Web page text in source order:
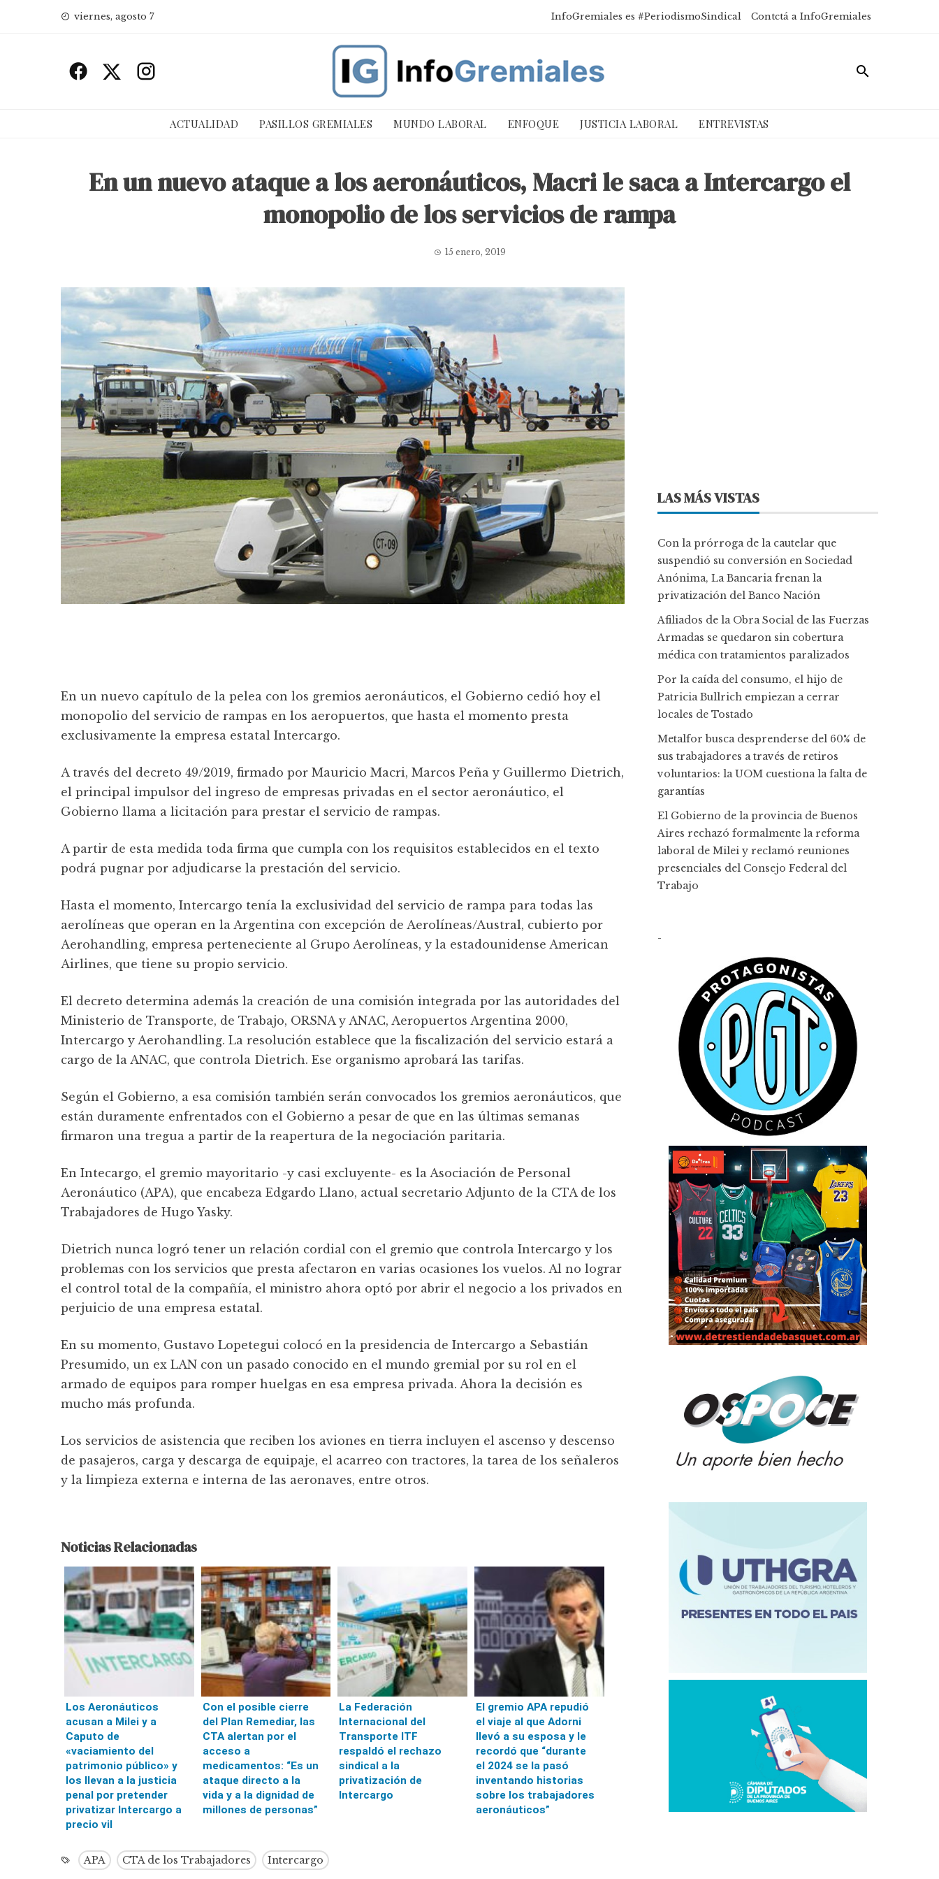
viernes, agosto 7 InfoGremiales es #PeriodismoSindical Contctá a InfoGremiales
ACTUALIDAD PASILLOS GREMIALES MUNDO LABORAL ENFOQUE JUSTICIA LABORAL ENTREVISTAS
En un nuevo ataque a los aeronáuticos, Macri le saca a Intercargo el
monopolio de los servicios de rampa
15 enero, 2019
En un nuevo capítulo de la pelea con los gremios aeronáuticos, el Gobierno cedió hoy el
monopolio del servicio de rampas en los aeropuertos, que hasta el momento presta
exclusivamente la empresa estatal Intercargo.
A través del decreto 49/2019, firmado por Mauricio Macri, Marcos Peña y Guillermo Dietrich,
el principal impulsor del ingreso de empresas privadas en el sector aeronáutico, el
Gobierno llama a licitación para prestar el servicio de rampas.
A partir de esta medida toda firma que cumpla con los requisitos establecidos en el texto
podrá pugnar por adjudicarse la prestación del servicio.
Hasta el momento, Intercargo tenía la exclusividad del servicio de rampa para todas las
aerolíneas que operan en la Argentina con excepción de Aerolíneas/Austral, cubierto por
Aerohandling, empresa perteneciente al Grupo Aerolíneas, y la estadounidense American
Airlines, que tiene su propio servicio.
El decreto determina además la creación de una comisión integrada por las autoridades del
Ministerio de Transporte, de Trabajo, ORSNA y ANAC, Aeropuertos Argentina 2000,
Intercargo y Aerohandling. La resolución establece que la fiscalización del servicio estará a
cargo de la ANAC, que controla Dietrich. Ese organismo aprobará las tarifas.
Según el Gobierno, a esa comisión también serán convocados los gremios aeronáuticos, que
están duramente enfrentados con el Gobierno a pesar de que en las últimas semanas
firmaron una tregua a partir de la reapertura de la negociación paritaria.
En Intecargo, el gremio mayoritario -y casi excluyente- es la Asociación de Personal
Aeronáutico (APA), que encabeza Edgardo Llano, actual secretario Adjunto de la CTA de los
Trabajadores de Hugo Yasky.
Dietrich nunca logró tener un relación cordial con el gremio que controla Intercargo y los
problemas con los servicios que presta afectaron en varias ocasiones los vuelos. Al no lograr
el control total de la compañía, el ministro ahora optó por abrir el negocio a los privados en
perjuicio de una empresa estatal.
En su momento, Gustavo Lopetegui colocó en la presidencia de Intercargo a Sebastián
Presumido, un ex LAN con un pasado conocido en el mundo gremial por su rol en el
armado de equipos para romper huelgas en esa empresa privada. Ahora la decisión es
mucho más profunda.
Los servicios de asistencia que reciben los aviones en tierra incluyen el ascenso y descenso
de pasajeros, carga y descarga de equipaje, el acarreo con tractores, la tarea de los señaleros
y la limpieza externa e interna de las aeronaves, entre otros.
Noticias Relacionadas
Los Aeronáuticos
acusan a Milei y a
Caputo de
«vaciamiento del
patrimonio público» y
los llevan a la justicia
penal por pretender
privatizar Intercargo a
precio vil
Con el posible cierre
del Plan Remediar, las
CTA alertan por el
acceso a
medicamentos: “Es un
ataque directo a la
vida y a la dignidad de
millones de personas”
La Federación
Internacional del
Transporte ITF
respaldó el rechazo
sindical a la
privatización de
Intercargo
El gremio APA repudió
el viaje al que Adorni
llevó a su esposa y le
recordó que “durante
el 2024 se la pasó
inventando historias
sobre los trabajadores
aeronáuticos”
APA CTA de los Trabajadores Intercargo
LAS MÁS VISTAS
Con la prórroga de la cautelar que
suspendió su conversión en Sociedad
Anónima, La Bancaria frenan la
privatización del Banco Nación
Afiliados de la Obra Social de las Fuerzas
Armadas se quedaron sin cobertura
médica con tratamientos paralizados
Por la caída del consumo, el hijo de
Patricia Bullrich empiezan a cerrar
locales de Tostado
Metalfor busca desprenderse del 60% de
sus trabajadores a través de retiros
voluntarios: la UOM cuestiona la falta de
garantías
El Gobierno de la provincia de Buenos
Aires rechazó formalmente la reforma
laboral de Milei y reclamó reuniones
presenciales del Consejo Federal del
Trabajo
-